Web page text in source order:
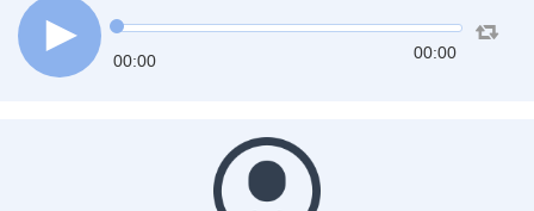
00:00 00:00